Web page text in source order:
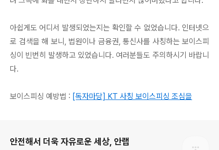
아쉽게도 어디서 발생되었는지는 확인할 수 없었습니다. 인터넷으
로 검색을 해 보니, 법원이나 금융권, 통신사를 사칭하는 보이스피
싱이 빈번히 발생하고 있었습니다. 여러분들도 주의하시기 바랍니
다.
보이스피싱 예방법 : [독자마당] KT 사칭 보이스피싱 조심을
안전해서 더욱 자유로운 세상, 안랩